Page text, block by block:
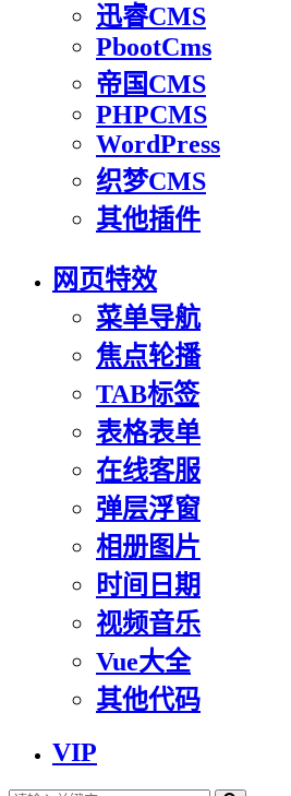
迅睿CMS
PbootCms
帝国CMS
PHPCMS
WordPress
织梦CMS
其他插件
网页特效
菜单导航
焦点轮播
TAB标签
表格表单
在线客服
弹层浮窗
相册图片
时间日期
视频音乐
Vue大全
其他代码
VIP